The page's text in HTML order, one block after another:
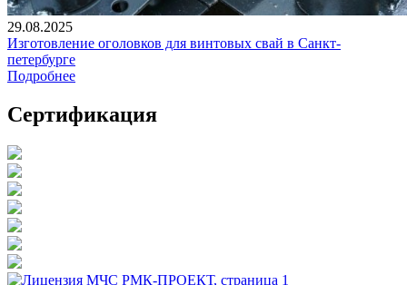
29.08.2025
Изготовление оголовков для винтовых свай в Санкт-
петербурге
Подробнее
Сертификация